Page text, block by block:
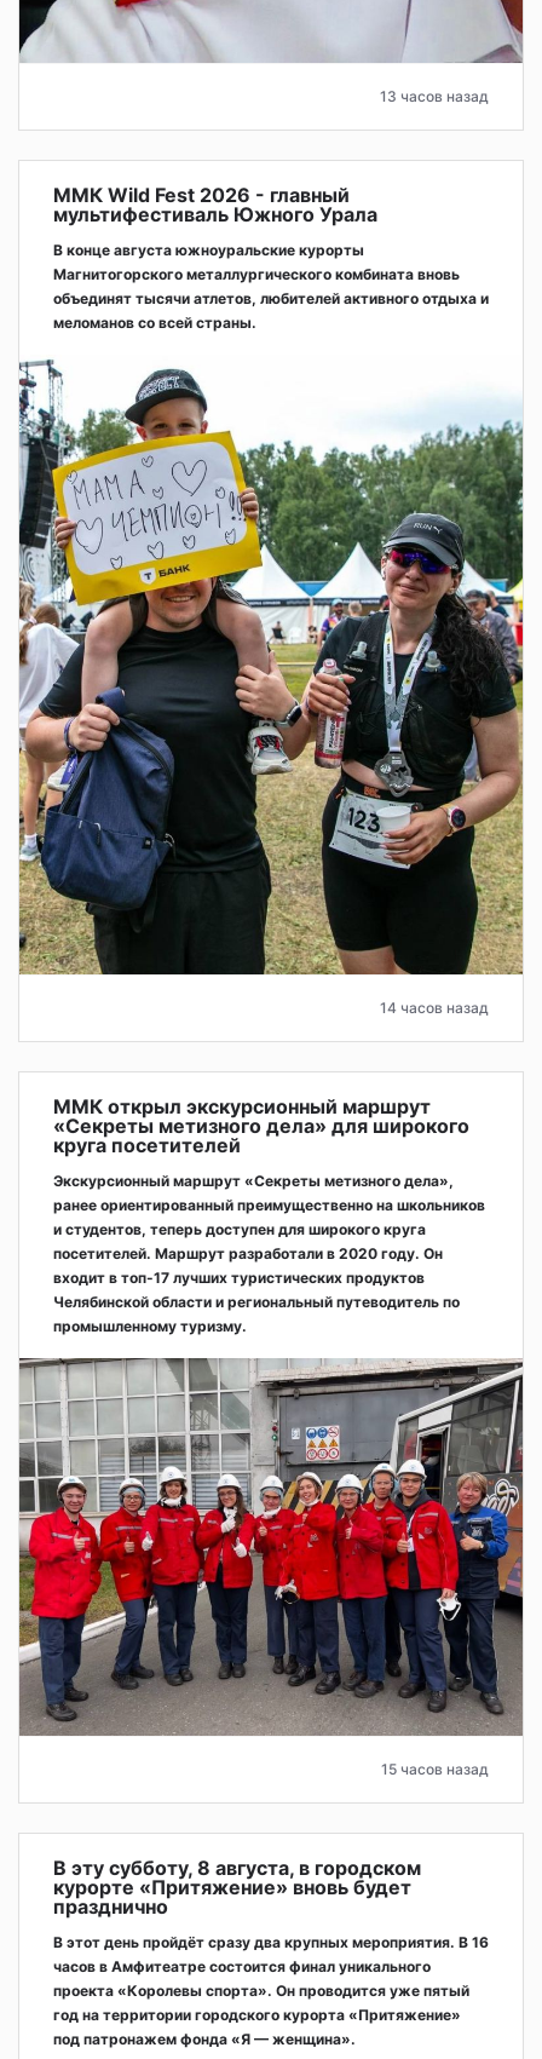
13 часов назад
ММК Wild Fest 2026 - главный
мультифестиваль Южного Урала
В конце августа южноуральские курорты
Магнитогорского металлургического комбината вновь
объединят тысячи атлетов, любителей активного отдыха и
меломанов со всей страны.
14 часов назад
ММК открыл экскурсионный маршрут
«Секреты метизного дела» для широкого
круга посетителей
Экскурсионный маршрут «Секреты метизного дела»,
ранее ориентированный преимущественно на школьников
и студентов, теперь доступен для широкого круга
посетителей. Маршрут разработали в 2020 году. Он
входит в топ-17 лучших туристических продуктов
Челябинской области и региональный путеводитель по
промышленному туризму.
15 часов назад
В эту субботу, 8 августа, в городском
курорте «Притяжение» вновь будет
празднично
В этот день пройдёт сразу два крупных мероприятия. В 16
часов в Амфитеатре состоится финал уникального
проекта «Королевы спорта». Он проводится уже пятый
год на территории городского курорта «Притяжение»
под патронажем фонда «Я — женщина».